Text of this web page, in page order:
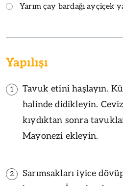
Yarım çay bardağı ayçiçek
Yapılışı
1
Tavuk etini haşlayın.
halinde didikleyin.
kıydıktan sonra
Mayonezi ekleyin.
2
Sarımsakları iyice